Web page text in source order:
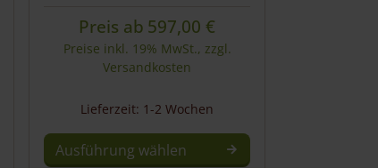
Preis ab 597,00 €
Preise inkl. 19% MwSt., zzgl.
Versandkosten
Lieferzeit: 1-2 Wochen
Ausführung wählen